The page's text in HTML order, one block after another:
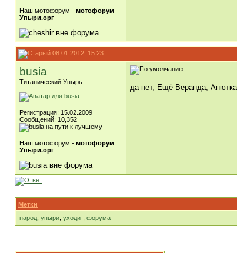
Наш мотофорум - мотофорум
Упыри.орг
08.01.2012, 15:23
busia
Титанический Упырь
Регистрация: 15.02.2009
Сообщений: 10,352
Наш мотофорум - мотофорум
Упыри.орг
да нет, Ещё Веранда,
Метки
народ упыри уходит, форума